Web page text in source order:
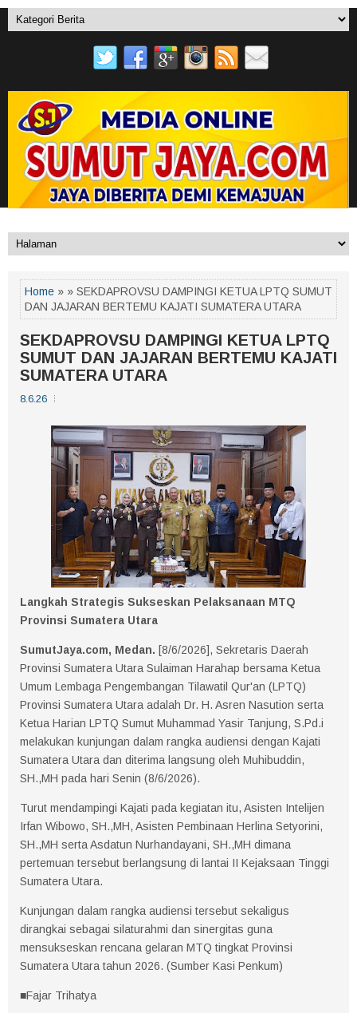
Home » » SEKDAPROVSU DAMPINGI KETUA LPTQ SUMUT
DAN JAJARAN BERTEMU KAJATI SUMATERA UTARA
SEKDAPROVSU DAMPINGI KETUA LPTQ
SUMUT DAN JAJARAN BERTEMU KAJATI
SUMATERA UTARA
8.6.26
Langkah Strategis Sukseskan Pelaksanaan MTQ
Provinsi Sumatera Utara
SumutJaya.com, Medan. [8/6/2026], Sekretaris Daerah
Provinsi Sumatera Utara Sulaiman Harahap bersama Ketua
Umum Lembaga Pengembangan Tilawatil Qur'an (LPTQ)
Provinsi Sumatera Utara adalah Dr. H. Asren Nasution serta
Ketua Harian LPTQ Sumut Muhammad Yasir Tanjung, S.Pd.i
melakukan kunjungan dalam rangka audiensi dengan Kajati
Sumatera Utara dan diterima langsung oleh Muhibuddin,
SH.,MH pada hari Senin (8/6/2026).
Turut mendampingi Kajati pada kegiatan itu, Asisten Intelijen
Irfan Wibowo, SH.,MH, Asisten Pembinaan Herlina Setyorini,
SH.,MH serta Asdatun Nurhandayani, SH.,MH dimana
pertemuan tersebut berlangsung di lantai II Kejaksaan Tinggi
Sumatera Utara.
Kunjungan dalam rangka audiensi tersebut sekaligus
dirangkai sebagai silaturahmi dan sinergitas guna
mensukseskan rencana gelaran MTQ tingkat Provinsi
Sumatera Utara tahun 2026. (Sumber Kasi Penkum)
■Fajar Trihatya